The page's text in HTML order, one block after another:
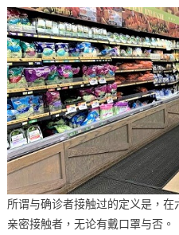
中
所谓与确诊者接触过的定义是，
亲密接触者，无论有戴口罩与否。